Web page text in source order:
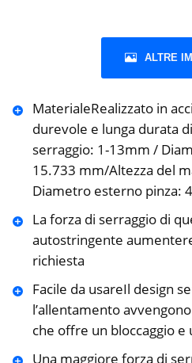
ALTRE
MaterialeRealizzato in
durevole e lunga durata
serraggio: 1-13mm /
15.733 mm/Altezza del
Diametro esterno pinza:
La forza di serraggio di
autostringente
richiesta
Facile da usareIl design
l’allentamento
che offre un bloccaggio e
Una maggiore forza di